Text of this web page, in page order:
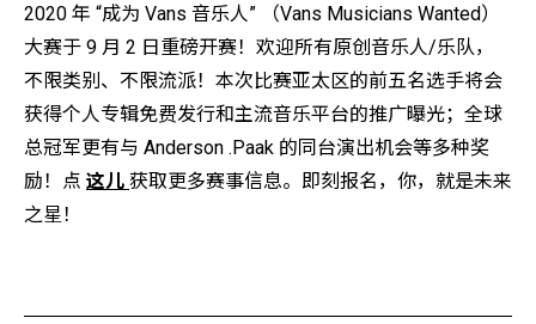
2020 年 “成为 Vans 音乐人” （Vans Musicians Wanted）
大赛于 9 月 2 日重磅开赛！欢迎所有原创音乐人/乐队，
不限类别、不限流派！本次比赛亚太区的前五名选手将会
获得个人专辑免费发行和主流音乐平台的推广曝光；全球
总冠军更有与 Anderson .Paak 的同台演出机会等多种奖
励！点 这儿 获取更多赛事信息。即刻报名，你，就是未来
之星！